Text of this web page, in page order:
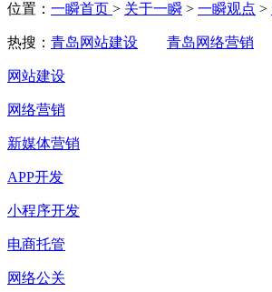
位置： 一瞬首页 > 关于一瞬 > 一瞬观点 >
热搜： 青岛网站建设 青岛网络营销
网站建设
网络营销
新媒体营销
APP开发
小程序开发
电商托管
网络公关